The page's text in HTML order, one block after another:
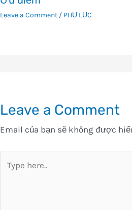
Leave a Comment / PHỤ LỤC
Leave a Comment
Email của bạn sẽ không được
here..